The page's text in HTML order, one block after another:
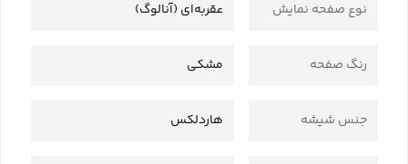
نوع صفحه نمایش عقربه‌ای (آنالوگ)
رنگ صفحه مشکی
جنس شیشه هاردلکس